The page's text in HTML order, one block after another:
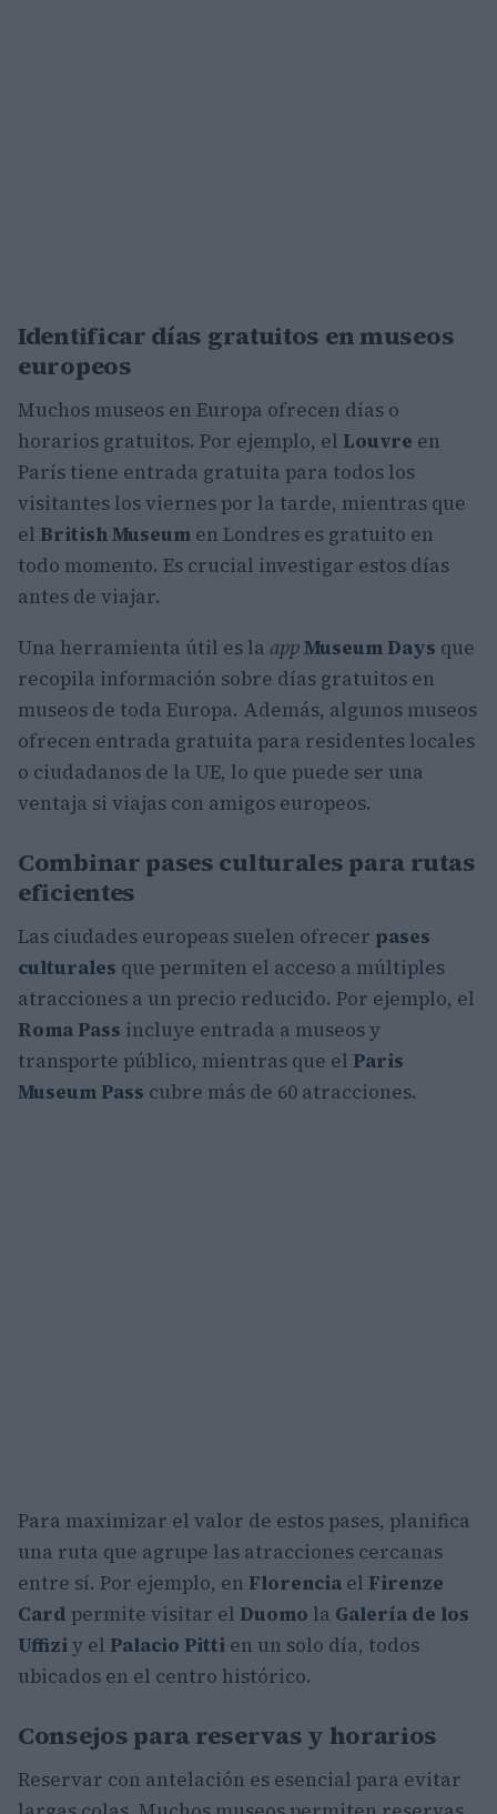
Identificar días gratuitos en museos
europeos
Muchos museos en Europa ofrecen días o
horarios gratuitos. Por ejemplo, el Louvre en
París tiene entrada gratuita para todos los
visitantes los viernes por la tarde, mientras que
el British Museum en Londres es gratuito en
todo momento. Es crucial investigar estos días
antes de viajar.
Una herramienta útil es la appMuseum Days que
recopila información sobre días gratuitos en
museos de toda Europa. Además, algunos museos
ofrecen entrada gratuita para residentes locales
o ciudadanos de la UE, lo que puede ser una
ventaja si viajas con amigos europeos.
Combinar pases culturales para rutas
eficientes
Las ciudades europeas suelen ofrecer pases
culturales que permiten el acceso a múltiples
atracciones a un precio reducido. Por ejemplo, el
Roma Pass incluye entrada a museos y
transporte público, mientras que el Paris
Museum Pass cubre más de 60 atracciones.
Para maximizar el valor de estos pases, planifica
una ruta que agrupe las atracciones cercanas
entre sí. Por ejemplo, en Florencia el Firenze
Card permite visitar el Duomo la Galería de los
Uffiziy el Palacio Pitti en un solo día, todos
ubicados en el centro histórico.
Consejos para reservas y horarios
Reservar con antelación es esencial para evitar